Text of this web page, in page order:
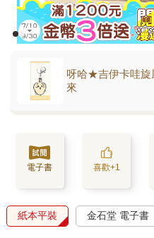
呀哈★吉伊卡哇旋
來
電子書 喜歡+1
紙本平裝 金石堂 電子書